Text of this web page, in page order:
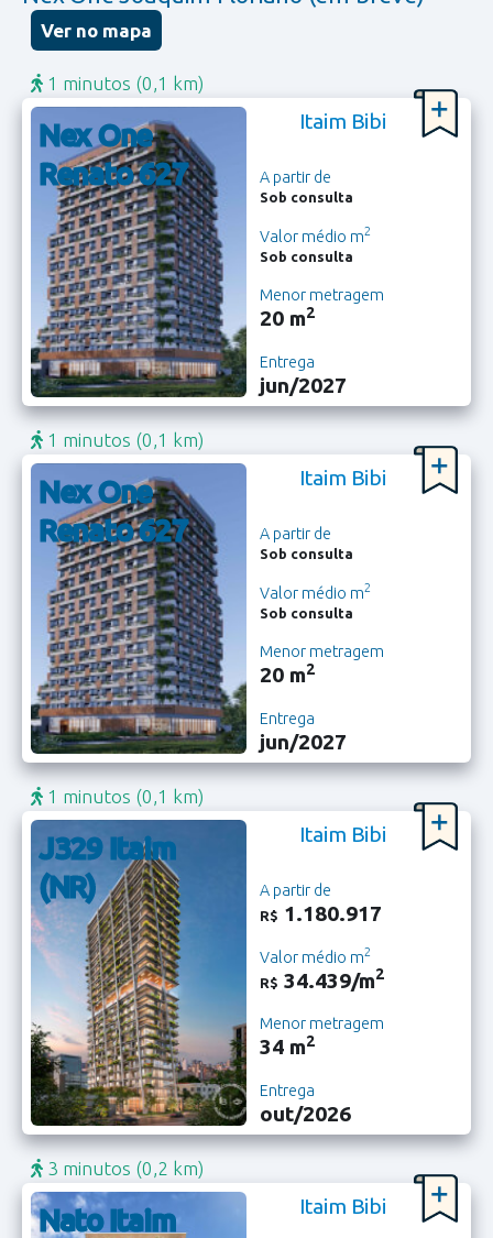
Ver no mapa
1 minutos (0,1 km)
Nex One
Renato 627
Itaim Bibi
A partir de
Sob consulta
Valor médio m2
Sob consulta
Menor metragem
20 m2
Entrega
jun/2027
1 minutos (0,1 km)
Nex One
Renato 627
Itaim Bibi
A partir de
Sob consulta
Valor médio m2
Sob consulta
Menor metragem
20 m2
Entrega
jun/2027
1 minutos (0,1 km)
J329 Itaim
(NR)
Itaim Bibi
A partir de
R$ 1.180.917
Valor médio m2
R$ 34.439/m2
Menor metragem
34 m2
Entrega
out/2026
3 minutos (0,2 km)
Nato Itaim
Itaim Bibi